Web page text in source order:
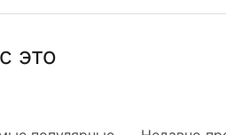
это